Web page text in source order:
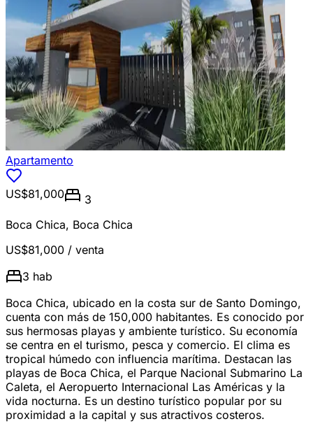
Apartamento
US$81,000
3
Boca Chica, Boca Chica
US$81,000 / venta
3 hab
Boca Chica, ubicado en la costa sur de Santo Domingo,
cuenta con más de 150,000 habitantes. Es conocido por
sus hermosas playas y ambiente turístico. Su economía
se centra en el turismo, pesca y comercio. El clima es
tropical húmedo con influencia marítima. Destacan las
playas de Boca Chica, el Parque Nacional Submarino La
Caleta, el Aeropuerto Internacional Las Américas y la
vida nocturna. Es un destino turístico popular por su
proximidad a la capital y sus atractivos costeros.